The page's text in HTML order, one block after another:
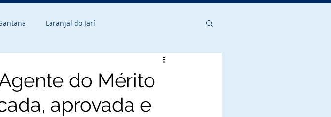
Laranjal do Jarí
do Mérito
aprovada e